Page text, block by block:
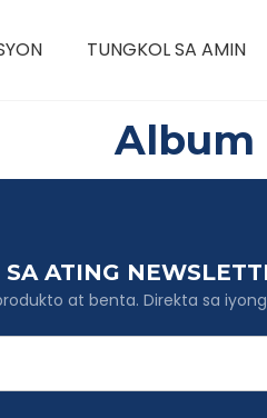
TUNGKOL SA AMIN
Album
ATING
at benta. Direkta sa